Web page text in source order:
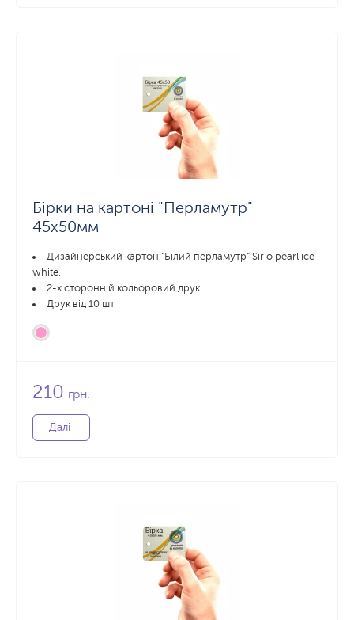
Бірки на картоні "Перламутр"
45x50мм
Дизайнерський картон "Білий перламутр" Sirio pearl ice
white.
2-х сторонній кольоровий друк.
Друк від 10 шт.
210 грн.
Далі